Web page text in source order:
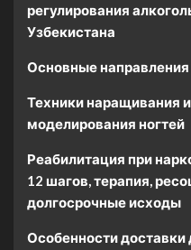
регулирования
Узбекистана
Основные
Техники наращивания
моделирования ногтей
Реабилитация при
12 шагов, терапия,
долгосрочные исходы
Особенности доставки